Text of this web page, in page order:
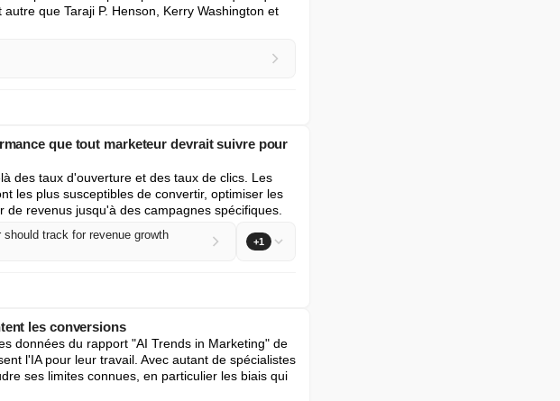
que Taraji P. Henson, Kerry Washington et
que tout marketeur devrait suivre pour
des taux d'ouverture et des taux de clics. Les
les plus susceptibles de convertir, optimiser les
revenus jusqu'à des campagnes spécifiques.
track for revenue growth +1
les conversions
données du rapport "AI Trends in Marketing" de
l'IA pour leur travail. Avec autant de spécialistes
ses limites connues, en particulier les biais qui